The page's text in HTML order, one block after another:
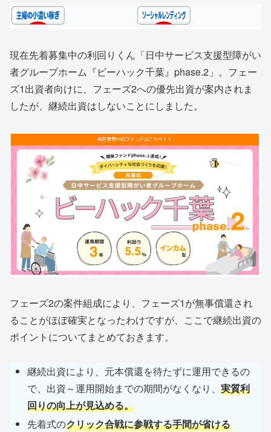
現在先着募集中の利回りくん「日中サービス支援型障がい
者グループホーム『ビーハック千葉』phase.2」。フェー
ズ1出資者向けに、フェーズ2への優先出資が案内されま
したが、継続出資はしないことにしました。
フェーズ2の案件組成により、フェーズ1が無事償還され
ることがほぼ確実となったわけですが、ここで継続出資の
ポイントについてまとめておきます。
継続出資により、元本償還を待たずに運用できるの
で、出資～運用開始までの期間がなくなり、実質利
回りの向上が見込める。
先着式のクリック合戦に参戦する手間が省ける